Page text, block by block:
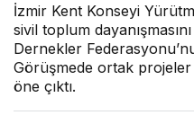
İzmir Kent Konseyi
sivil toplum
Dernekler
Görüşmede ortak
öne çıktı.